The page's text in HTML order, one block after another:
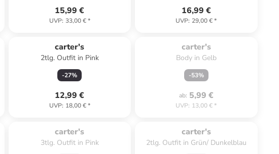
15,99 €
UVP: 33,00 €*
16,99 €
UVP: 29,00 €*
carter's
2tlg. Outfit in Pink
-27%
12,99 €
UVP: 18,00 €*
carter's
Body in Gelb
-53%
ab: 5,99 €
UVP: 13,00 €*
carter's
3tlg. Outfit in Pink
carter's
2tlg. Outfit in Grün/ Dunkelblau